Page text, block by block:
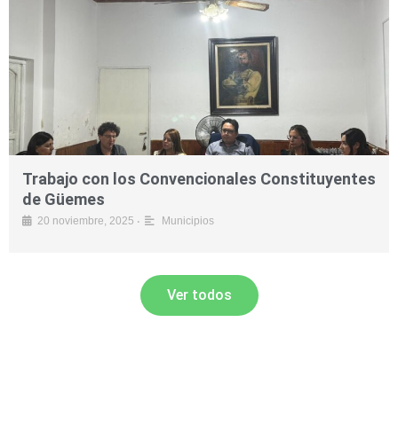
Trabajo con los Convencionales Constituyentes
de Güemes
20 noviembre, 2025 • Municipios
Ver todos